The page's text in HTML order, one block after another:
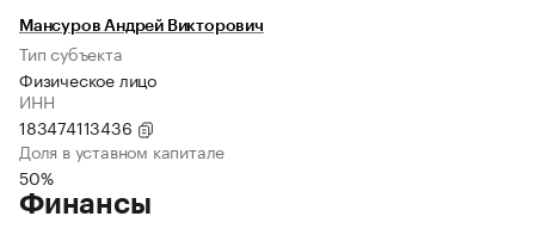
Мансуров Андрей Викторович
Тип субъекта
Физическое лицо
ИНН
183474113436
Доля в уставном капитале
50%
Финансы